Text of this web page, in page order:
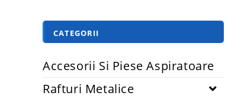
CATEGORII
Accesorii Si Piese Aspiratoare
Rafturi Metalice